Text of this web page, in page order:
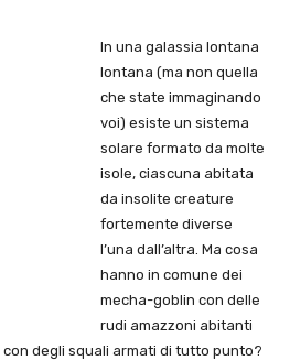
In una galassia lontana
lontana (ma non quella
che state immaginando
voi) esiste un sistema
solare formato da molte
isole, ciascuna abitata
da insolite creature
fortemente diverse
l’una dall’altra. Ma cosa
hanno in comune dei
mecha-goblin con delle
rudi amazzoni abitanti
degli squali armati di tutto punto?